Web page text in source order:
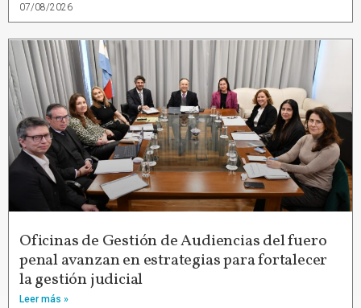
07/08/2026
Oficinas de Gestión de Audiencias del fuero
penal avanzan en estrategias para fortalecer
la gestión judicial
Leer más »